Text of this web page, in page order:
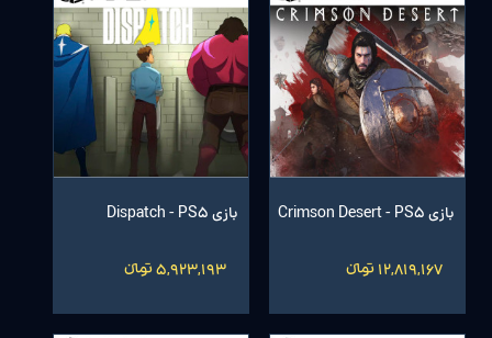
بازی Crimson Desert - PS5
12,819,167 تومانءءء
بازی Dispatch - PS5
5,923,193 تومانءءء